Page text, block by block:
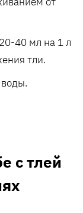
40 мл на 1 л
тли.
с тлей